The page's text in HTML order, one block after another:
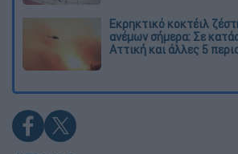
Εκρηκτικό κοκτέιλ
ανέμων σήμερα: Σε
Αττική και άλλες 5